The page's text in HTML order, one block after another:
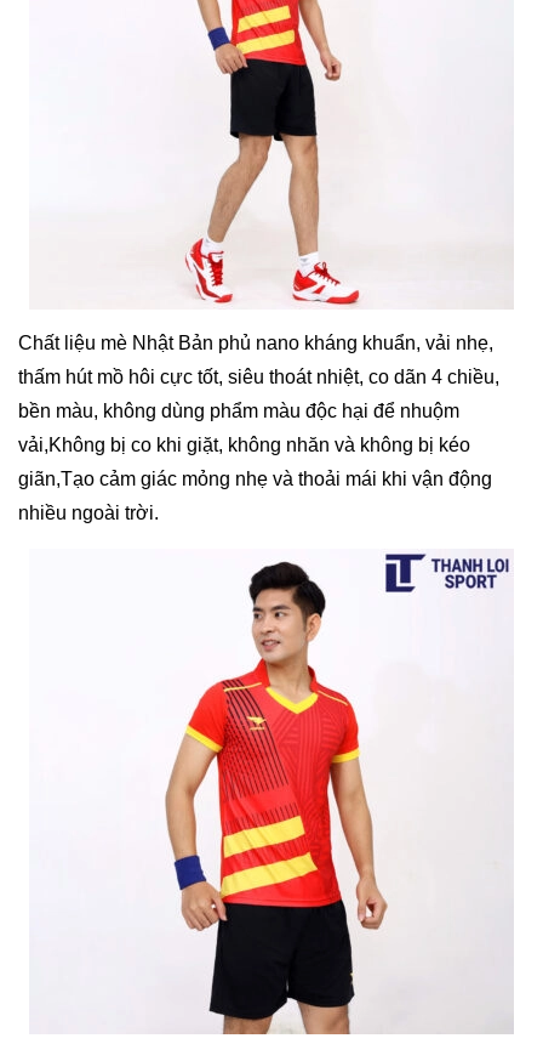
Chất liệu mè Nhật Bản phủ nano kháng khuẩn, vải nhẹ,
thấm hút mồ hôi cực tốt, siêu thoát nhiệt, co dãn 4 chiều,
bền màu, không dùng phẩm màu độc hại để nhuộm
vải,Không bị co khi giặt, không nhăn và không bị kéo
giãn,Tạo cảm giác mỏng nhẹ và thoải mái khi vận động
nhiều ngoài trời.